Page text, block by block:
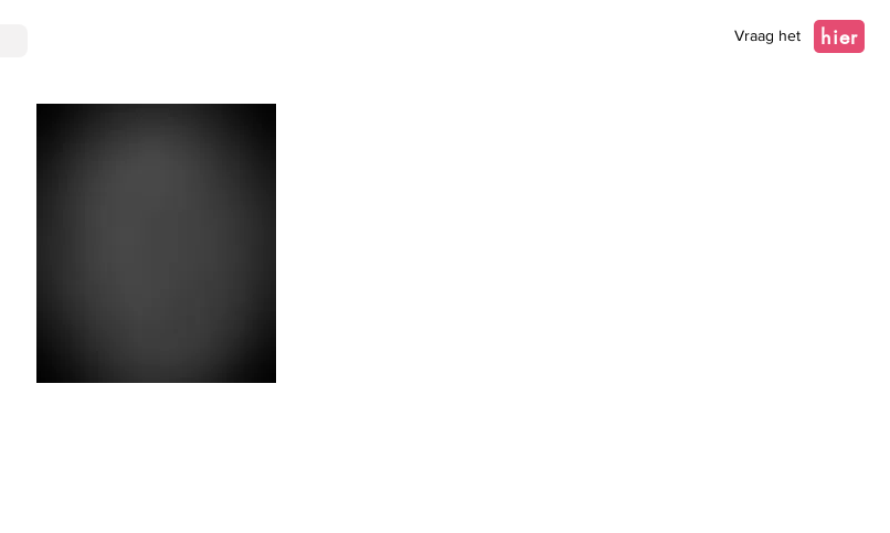
Vraag het hier